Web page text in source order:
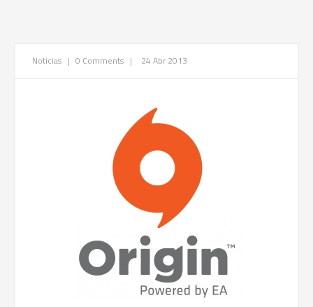
Noticias | 0 Comments | 24 Abr 2013